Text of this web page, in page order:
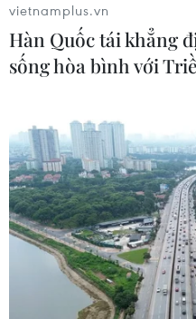
Thẻ tín dụng Cake 2in1:
05/08/2026 09:48
vietnamplus.vn
Hàn Quốc tái khẳng
sống hòa bình với